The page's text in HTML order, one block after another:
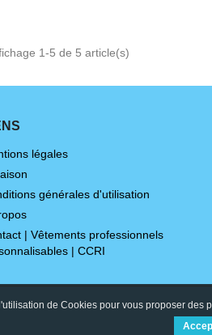
1-5 de 5 article(s)
légales
générales d'utilisation
| Vêtements professionnels
| CCRI
de Cookies pour vous proposer